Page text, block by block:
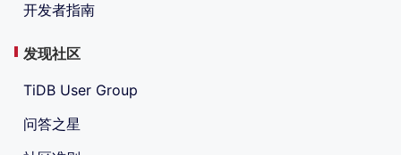
开发者指南
发现社区
TiDB User Group
问答之星